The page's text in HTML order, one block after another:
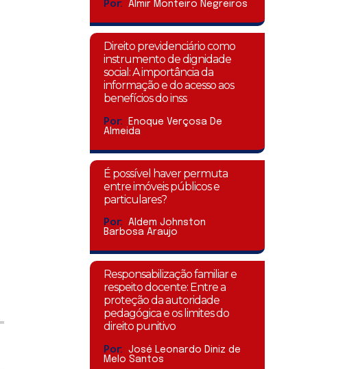
Por: Almir Monteiro Negreiros
Direito previdenciário como
instrumento de dignidade
social: A importância da
informação e do acesso aos
benefícios do inss
Por:
Enoque Verçosa De
Almeida
É possível haver permuta
entre imóveis públicos e
particulares?
Por:
Aldem Johnston
Barbosa Araujo
Responsabilização familiar e
respeito docente: Entre a
proteção da autoridade
pedagógica e os limites do
direito punitivo
Por:
José Leonardo Diniz de
Melo Santos